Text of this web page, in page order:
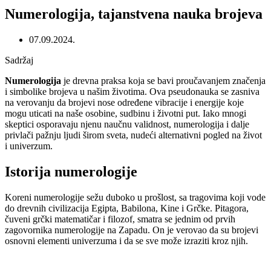
Numerologija, tajanstvena nauka brojeva
07.09.2024.
Sadržaj
Numerologija je drevna praksa koja se bavi proučavanjem značenja
i simbolike brojeva u našim životima. Ova pseudonauka se zasniva
na verovanju da brojevi nose određene vibracije i energije koje
mogu uticati na naše osobine, sudbinu i životni put. Iako mnogi
skeptici osporavaju njenu naučnu validnost, numerologija i dalje
privlači pažnju ljudi širom sveta, nudeći alternativni pogled na život
i univerzum.
Istorija numerologije
Koreni numerologije sežu duboko u prošlost, sa tragovima koji vode
do drevnih civilizacija Egipta, Babilona, Kine i Grčke. Pitagora,
čuveni grčki matematičar i filozof, smatra se jednim od prvih
zagovornika numerologije na Zapadu. On je verovao da su brojevi
osnovni elementi univerzuma i da se sve može izraziti kroz njih.